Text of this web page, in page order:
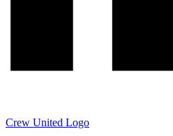
Crew United Logo